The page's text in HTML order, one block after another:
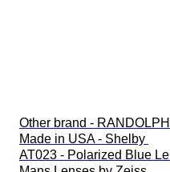
Other brand - RANDOLPH
Made in USA - Shelby
AT023 - Polarized Blue Le